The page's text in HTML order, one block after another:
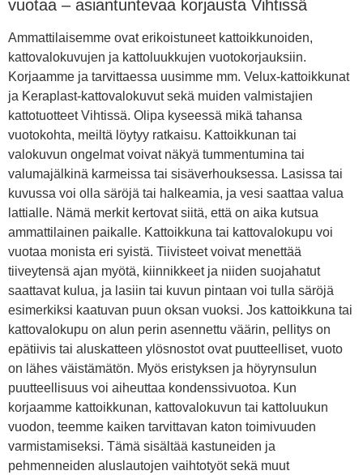
vuotaa – asiantuntevaa korjausta Vihtissä
Ammattilaisemme ovat erikoistuneet kattoikkunoiden,
kattovalokuvujen ja kattoluukkujen vuotokorjauksiin.
Korjaamme ja tarvittaessa uusimme mm. Velux-kattoikkunat
ja Keraplast-kattovalokuvut sekä muiden valmistajien
kattotuotteet Vihtissä. Olipa kyseessä mikä tahansa
vuotokohta, meiltä löytyy ratkaisu. Kattoikkunan tai
valokuvun ongelmat voivat näkyä tummentumina tai
valumajälkinä karmeissa tai sisäverhouksessa. Lasissa tai
kuvussa voi olla säröjä tai halkeamia, ja vesi saattaa valua
lattialle. Nämä merkit kertovat siitä, että on aika kutsua
ammattilainen paikalle. Kattoikkuna tai kattovalokupu voi
vuotaa monista eri syistä. Tiivisteet voivat menettää
tiiveytensä ajan myötä, kiinnikkeet ja niiden suojahatut
saattavat kulua, ja lasiin tai kuvun pintaan voi tulla säröjä
esimerkiksi kaatuvan puun oksan vuoksi. Jos kattoikkuna tai
kattovalokupu on alun perin asennettu väärin, pellitys on
epätiivis tai aluskatteen ylösnostot ovat puutteelliset, vuoto
on lähes väistämätön. Myös eristyksen ja höyrynsulun
puutteellisuus voi aiheuttaa kondenssivuotoa. Kun
korjaamme kattoikkunan, kattovalokuvun tai kattoluukun
vuodon, teemme kaiken tarvittavan katon toimivuuden
varmistamiseksi. Tämä sisältää kastuneiden ja
pehmenneiden aluslautojen vaihtotyöt sekä muut